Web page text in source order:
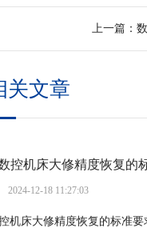
上一篇：
关文章
控机床大修精度恢复的
2024-12-18 11:27:03
机床大修精度恢复的标准